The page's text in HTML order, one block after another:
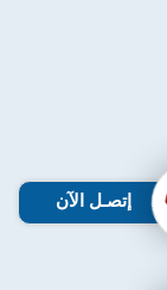
إتصـل الآن